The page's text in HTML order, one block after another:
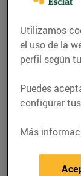
Utilizamos
el uso de la
perfil según
Puedes
configurar
Más